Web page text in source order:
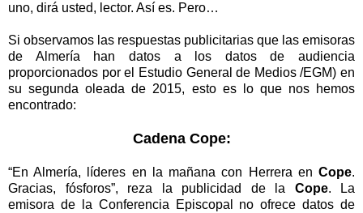
uno, dirá usted, lector. Así es. Pero…
Si observamos las respuestas publicitarias que las emisoras
de Almería han datos a los datos de audiencia
proporcionados por el Estudio General de Medios /EGM) en
su segunda oleada de 2015, esto es lo que nos hemos
encontrado:
Cadena Cope:
“En Almería, líderes en la mañana con Herrera en Cope.
Gracias, fósforos”, reza la publicidad de la Cope. La
emisora de
la Conferencia Episcopal
no ofrece datos de